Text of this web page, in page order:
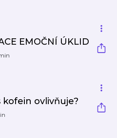
EMOČNÍ ÚKLID
kofein ovlivňuje?